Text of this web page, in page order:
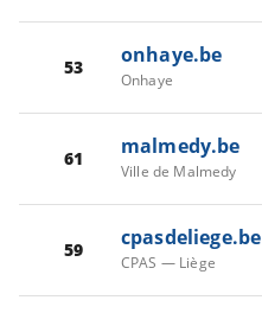
53 onhaye.be
Onhaye
61 malmedy.be
Ville de Malmedy
59 cpasdeliege.be
CPAS — Liège